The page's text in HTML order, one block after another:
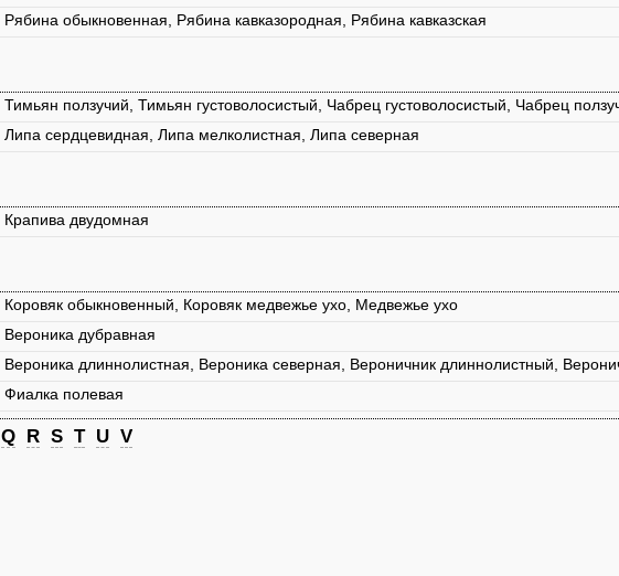
Рябина обыкновенная, Рябина кавказородная, Рябина кавказская
Тимьян ползучий, Тимьян густоволосистый, Чабрец густоволосистый, Чабрец
Липа сердцевидная, Липа мелколистная, Липа северная
Крапива двудомная
Коровяк обыкновенный, Коровяк медвежье ухо, Медвежье ухо
Вероника дубравная
Вероника длиннолистная, Вероника северная, Вероничник длиннолистный,
Фиалка полевая
Q R S T U V